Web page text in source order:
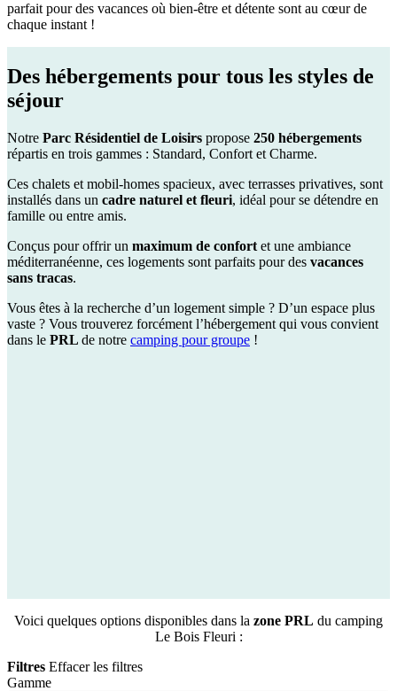
parfait pour des vacances où bien-être et détente sont au cœur de
chaque instant !
Des hébergements pour tous les styles de
séjour
Notre Parc Résidentiel de Loisirs propose 250 hébergements
répartis en trois gammes : Standard, Confort et Charme.
Ces chalets et mobil-homes spacieux, avec terrasses privatives, sont
installés dans un cadre naturel et fleuri, idéal pour se détendre en
famille ou entre amis.
Conçus pour offrir un maximum de confort et une ambiance
méditerranéenne, ces logements sont parfaits pour des vacances
sans tracas.
Vous êtes à la recherche d’un logement simple ? D’un espace plus
vaste ? Vous trouverez forcément l’hébergement qui vous convient
dans le PRL de notre camping pour groupe !
Voici quelques options disponibles dans la zone PRL du camping
Le Bois Fleuri :
Filtres Effacer les filtres
Gamme